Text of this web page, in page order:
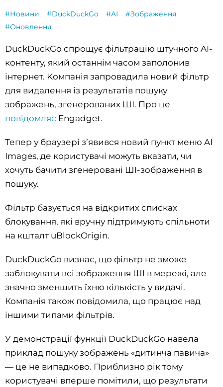
#Новини #DuckDuckGo #AI
#Зображення
#Оновлення
DuckDuckGo спрощує фільтрацію штучного AI-
контенту, який останнім часом заполонив
інтернет. Kомпанія запровадила новий фільтр
для видалення із результатів пошуку
зображень, згенерованих ШІ. Про це
повідомляє Engadget.
Тепер у браузері зʼявився новий пункт меню AI
Іmages, де користувачі можуть вказати, чи
хочуть бачити згенеровані ШІ-зображення в
пошуку.
Фільтр базується на відкритих списках
блокування, які вручну підтримують спільноти
на кшталт uBlockOrigin.
DuckDuckGo визнає, що фільтр не зможе
заблокувати всі зображення ШІ в мережі, але
значно зменшить їхню кількість у видачі.
Компанія також повідомила, що працює над
іншими типами фільтрів.
У демонстрації функції DuckDuckGo навела
приклад пошуку зображень «дитинча павича»
— це не випадково. Приблизно рік тому
користувачі вперше помітили, що результати